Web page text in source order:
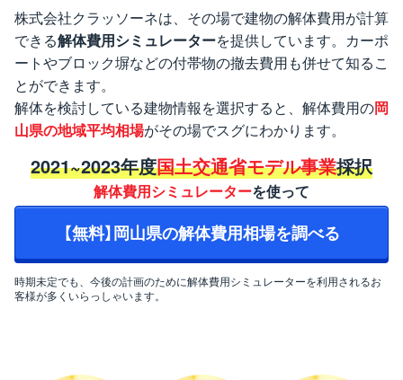
株式会社クラッソーネは、その場で建物の解体費用が計算
できる解体費用シミュレーターを提供しています。カーポ
ートやブロック塀などの付帯物の撤去費用も併せて知るこ
とができます。
解体を検討している建物情報を選択すると、解体費用の岡
山県の地域平均相場がその場でスグにわかります。
2021~2023年度国土交通省モデル事業採択
解体費用シミュレーターを使って
【無料】岡山県の解体費用相場を調べる
時期未定でも、今後の計画のために解体費用シミュレーターを利用されるお
客様が多くいらっしゃいます。